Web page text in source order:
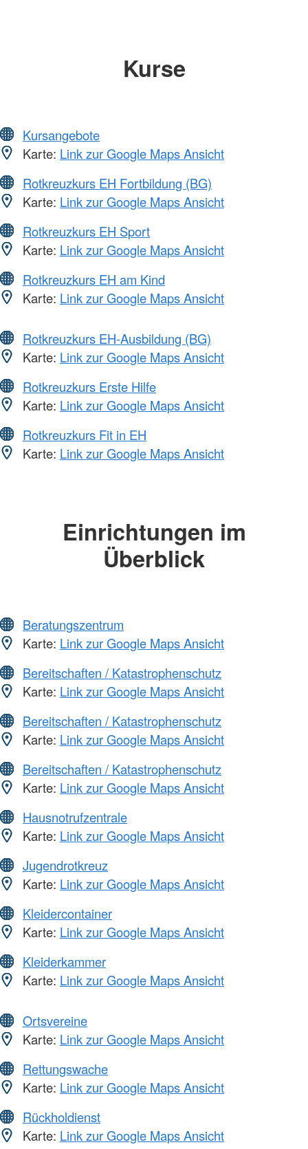
Kurse
Kursangebote
Karte: Link zur Google Maps Ansicht
Rotkreuzkurs EH Fortbildung (BG)
Karte: Link zur Google Maps Ansicht
Rotkreuzkurs EH Sport
Karte: Link zur Google Maps Ansicht
Rotkreuzkurs EH am Kind
Karte: Link zur Google Maps Ansicht
Rotkreuzkurs EH-Ausbildung (BG)
Karte: Link zur Google Maps Ansicht
Rotkreuzkurs Erste Hilfe
Karte: Link zur Google Maps Ansicht
Rotkreuzkurs Fit in EH
Karte: Link zur Google Maps Ansicht
Einrichtungen im
Überblick
Beratungszentrum
Karte: Link zur Google Maps Ansicht
Bereitschaften / Katastrophenschutz
Karte: Link zur Google Maps Ansicht
Bereitschaften / Katastrophenschutz
Karte: Link zur Google Maps Ansicht
Bereitschaften / Katastrophenschutz
Karte: Link zur Google Maps Ansicht
Hausnotrufzentrale
Karte: Link zur Google Maps Ansicht
Jugendrotkreuz
Karte: Link zur Google Maps Ansicht
Kleidercontainer
Karte: Link zur Google Maps Ansicht
Kleiderkammer
Karte: Link zur Google Maps Ansicht
Ortsvereine
Karte: Link zur Google Maps Ansicht
Rettungswache
Karte: Link zur Google Maps Ansicht
Rückholdienst
Karte: Link zur Google Maps Ansicht